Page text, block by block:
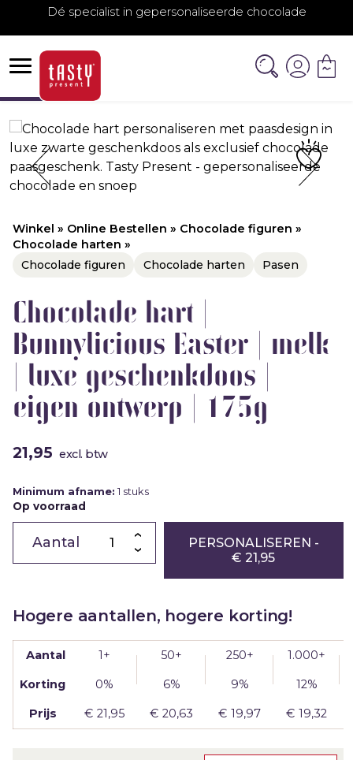
Dé specialist in gepersonaliseerde chocolade
Winkel » Online Bestellen » Chocolade figuren »
Chocolade harten »
Chocolade figuren
Chocolade harten Pasen
Chocolade hart |
Bunnylicious Easter | melk
| luxe geschenkdoos |
eigen ontwerp | 175g
21,95 excl. btw
Minimum afname: 1 stuks
Op voorraad
Chocolade
hart
Bunnylicious
luxe
geschenkdoos
|
eigen
ontwerp
175g
aantal
PERSONALISEREN -
€ 21,95
Hogere aantallen, hogere korting!
Aantal 1+ 50+ 250+ 1.000+
Korting 0% 6% 9% 12%
Prijs € 21,95 € 20,63 € 19,97 € 19,32